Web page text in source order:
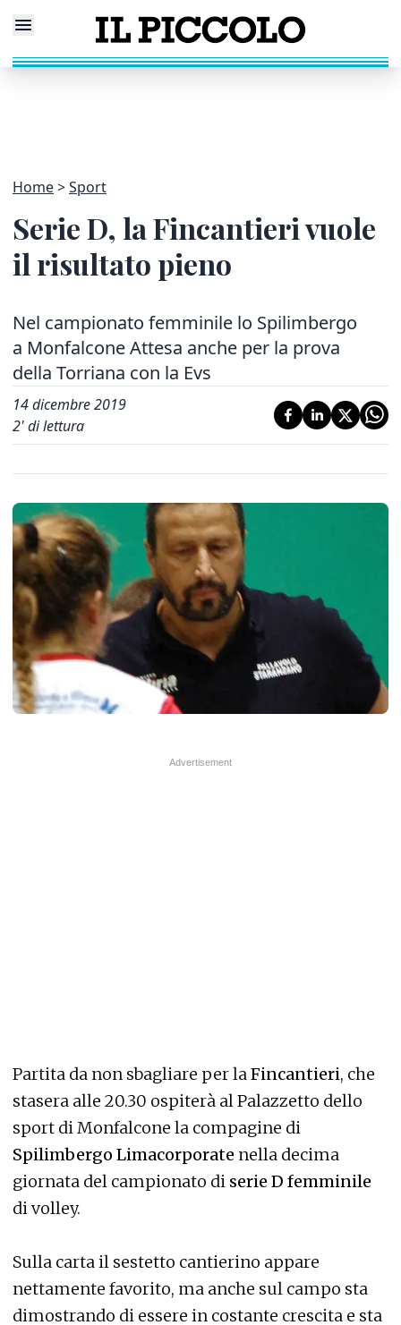
Home Sport
Serie D, la Fincantieri vuole
il risultato pieno
Nel campionato femminile lo Spilimbergo
a Monfalcone Attesa anche per la prova
della Torriana con la Evs
14 dicembre 2019
2' di lettura
Partita da non sbagliare per laFincantieri, che
stasera alle 20.30 ospiterà al Palazzetto dello
sport di Monfalcone la compagine di
Spilimbergo Limacorporate nella decima
giornata del campionato di serie D femminile
di volley.
Sulla carta il sestetto cantierino appare
nettamente favorito, ma anche sul campo sta
dimostrando di essere in costante crescita e sta